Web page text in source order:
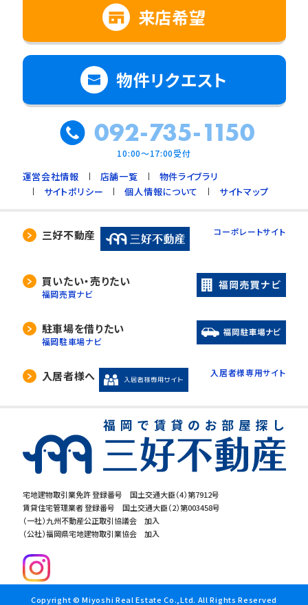
宅地建物取引業免許 登録番号 国土交通大臣（4）第7912号
賃貸住宅管理業者 登録番号 国土交通大臣（2）第003458号
（一社）九州不動産公正取引協議会 加入
（公社）福岡県宅地建物取引業協会 加入
来店希望
物件リクエスト
092-735-1150
10:00～17:00受付
運営会社情報 店舗一覧
物件ライブラリ
サイトポリシー
個人情報について サイトマップ
三好不動産 コーポレートサイト
買いたい・売りたい
福岡売買ナビ
駐車場を借りたい
福岡駐車場ナビ
入居者様へ 入居者様専用サイト
Copyright © Miyoshi Real Estate Co.,Ltd. All Rights Reserved